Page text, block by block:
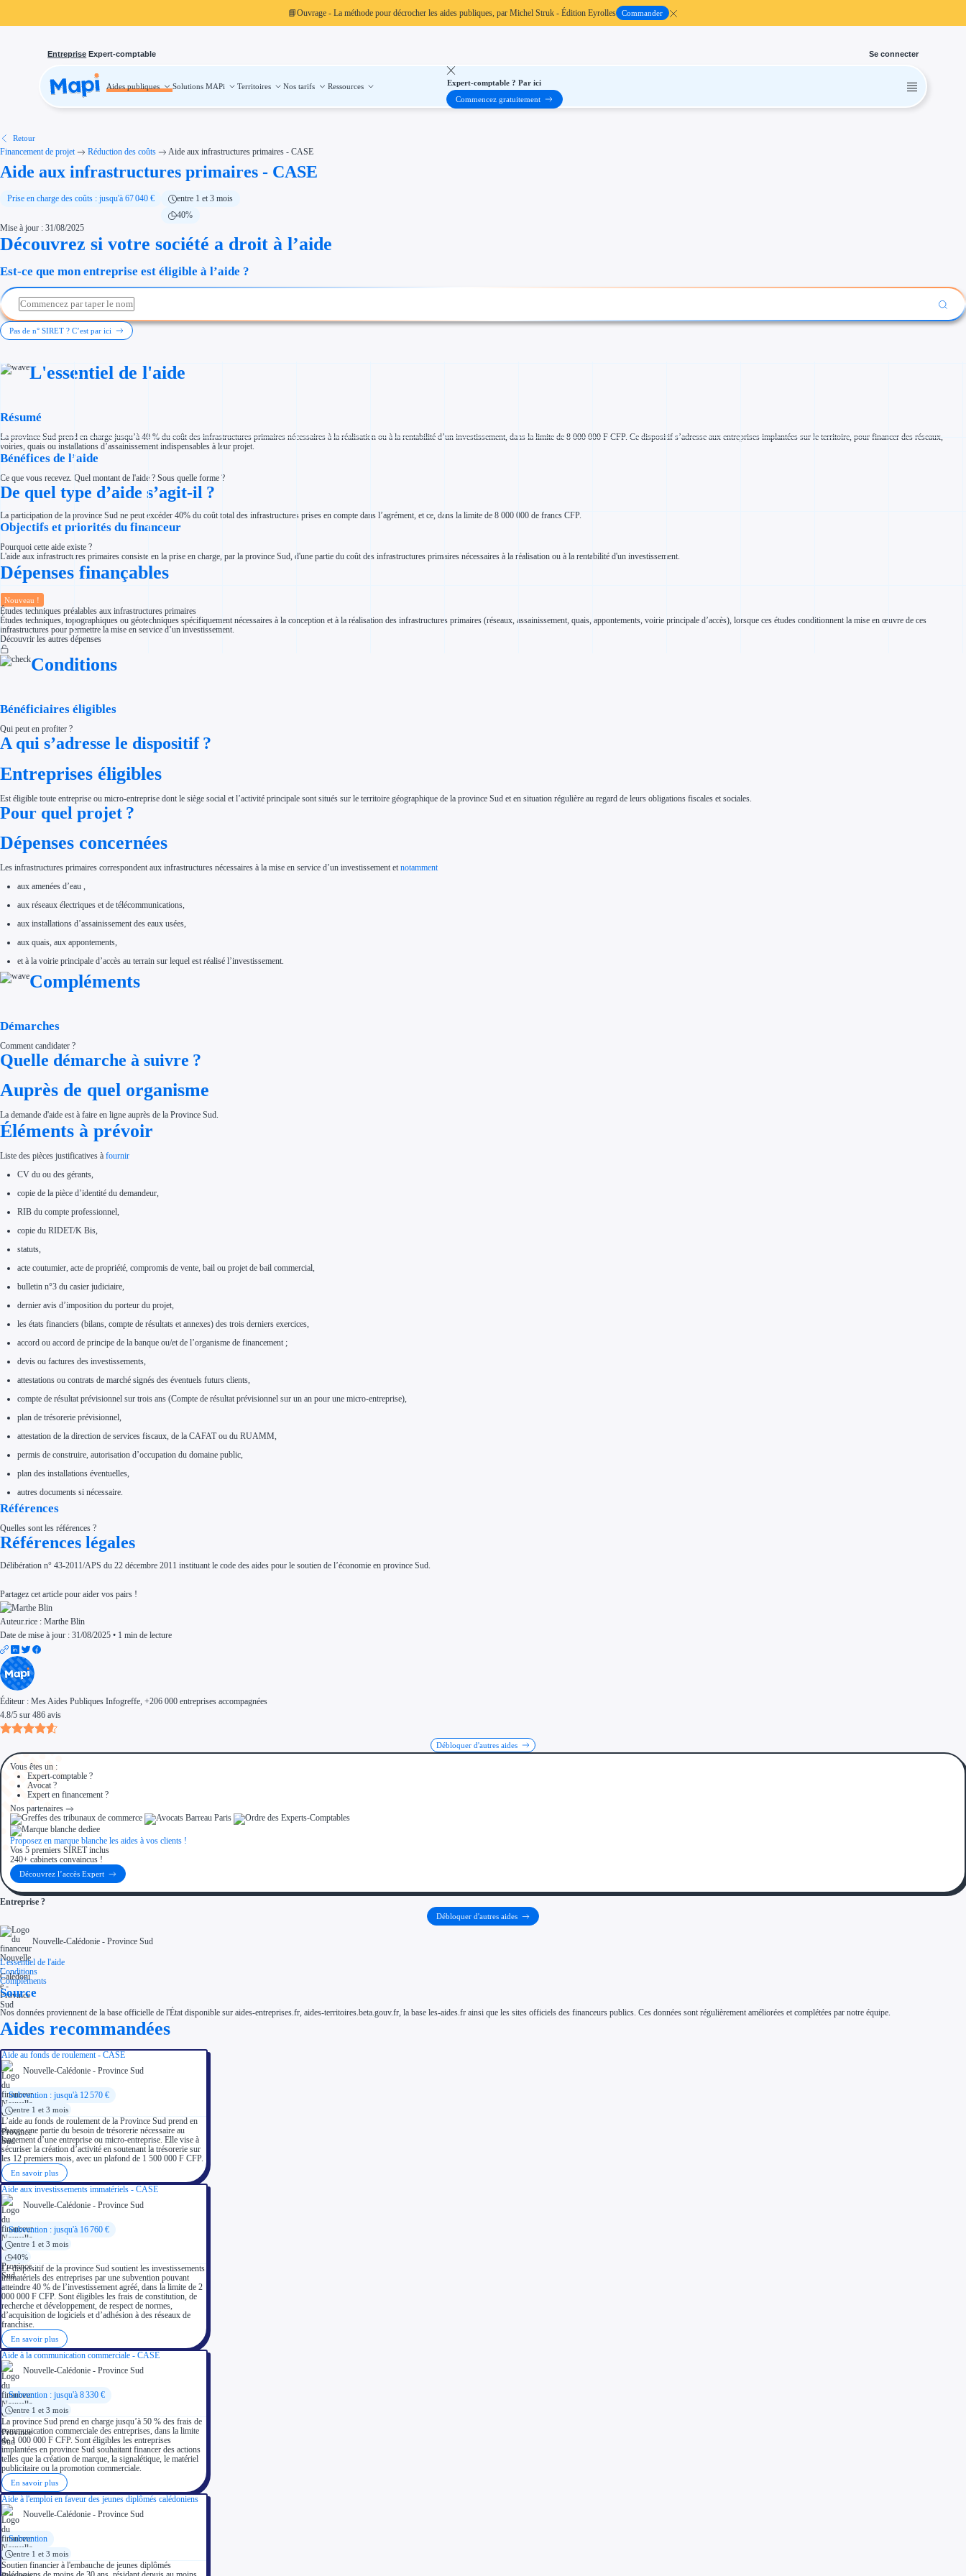
📘Ouvrage - La méthode pour décrocher les aides publiques, par Michel Struk - Édition Eyrolles Commander
Entreprise Expert-comptable Se connecter
Aides publiques Solutions MAPi Territoires Nos tarifs Ressources
Aides publiques
Investissement
Thématiques
Transition écologique
Développement international
Économies d'énergie et d'eau
Aides RSE entreprise
Étapes de vie
Cession d'entreprise
Entreprise en difficulté
Type de financements
Aides sans remboursement
Subventions
Investir dans une entreprise
Aides Urssaf
Prêts publics
Par financeur
Aides par organisme financeur
Tous les financeurs
Solutions MAPi
Simulateur d'éligibilité
Trouvez des idées de dépenses éligibles
Quelles aides pour votre secteur ?
Ouvrage
Régions de A à H
Aides Région Auvergne-Rhône-Alpes
Aides Région Bourgogne-Franche-Comté
Aides Région Bretagne
Aides Région Grand-Est
Aides Région Hauts-de-France
Régions de I à P
Aides Région Mayotte
Aides Région Réunion
Aides Nationales
Aides Européennes
Nos tarifs
Recherche autonome
Accompagnement
Blog
Nos partenaires
Expert-comptable ? Par ici
Commencez gratuitement
Retour
Financement de projet Réduction des coûts Aide aux infrastructures primaires - CASE
Aide aux infrastructures primaires - CASE
Prise en charge des coûts : jusqu'à 67 040 €
entre 1 et 3 mois
40%
Mise à jour : 31/08/2025
Découvrez si votre société a droit à l’aide
Est-ce que mon entreprise est éligible à l’aide ?
Pas de n° SIRET ? C’est par ici
L'essentiel de l'aide
Résumé
La province Sud prend en charge jusqu’à 40 % du coût des infrastructures primaires nécessaires à la réalisation ou à la rentabilité d’un investissement, dans la limite de 8 000 000 F CFP. Ce dispositif s’adresse aux entreprises implantées sur le territoire, pour financer des réseaux,
voiries, quais ou installations d’assainissement indispensables à leur projet.
Bénéfices de l’aide
Ce que vous recevez. Quel montant de l'aide ? Sous quelle forme ?
De quel type d’aide s’agit-il ?
La participation de la province Sud ne peut excéder 40% du coût total des infrastructures prises en compte dans l’agrément, et ce, dans la limite de 8 000 000 de francs CFP.
Objectifs et priorités du financeur
Pourquoi cette aide existe ?
L'aide aux infrastructures primaires consiste en la prise en charge, par la province Sud, d'une partie du coût des infrastructures primaires nécessaires à la réalisation ou à la rentabilité d'un investissement.
Dépenses finançables
Nouveau !
Études techniques préalables aux infrastructures primaires
Études techniques, topographiques ou géotechniques spécifiquement nécessaires à la conception et à la réalisation des infrastructures primaires (réseaux, assainissement, quais, appontements, voirie principale d’accès), lorsque ces études conditionnent la mise en œuvre de ces
infrastructures pour permettre la mise en service d’un investissement.
Découvrir les autres dépenses
Conditions
Bénéficiaires éligibles
Qui peut en profiter ?
A qui s’adresse le dispositif ?
Entreprises éligibles
Est éligible toute entreprise ou micro-entreprise dont le siège social et l’activité principale sont situés sur le territoire géographique de la province Sud et en situation régulière au regard de leurs obligations fiscales et sociales.
Pour quel projet ?
Dépenses concernées
Les infrastructures primaires correspondent aux infrastructures nécessaires à la mise en service d’un investissement et notamment
aux amenées d’eau ,
aux réseaux électriques et de télécommunications,
aux installations d’assainissement des eaux usées,
aux quais, aux appontements,
et à la voirie principale d’accès au terrain sur lequel est réalisé l’investissement.
Compléments
Démarches
Comment candidater ?
Quelle démarche à suivre ?
Auprès de quel organisme
La demande d'aide est à faire en ligne auprès de la Province Sud.
Éléments à prévoir
Liste des pièces justificatives à fournir
CV du ou des gérants,
copie de la pièce d’identité du demandeur,
RIB du compte professionnel,
copie du RIDET/K Bis,
statuts,
acte coutumier, acte de propriété, compromis de vente, bail ou projet de bail commercial,
bulletin n°3 du casier judiciaire,
dernier avis d’imposition du porteur du projet,
les états financiers (bilans, compte de résultats et annexes) des trois derniers exercices,
accord ou accord de principe de la banque ou/et de l’organisme de financement ;
devis ou factures des investissements,
attestations ou contrats de marché signés des éventuels futurs clients,
compte de résultat prévisionnel sur trois ans (Compte de résultat prévisionnel sur un an pour une micro-entreprise),
plan de trésorerie prévisionnel,
attestation de la direction de services fiscaux, de la CAFAT ou du RUAMM,
permis de construire, autorisation d’occupation du domaine public,
plan des installations éventuelles,
autres documents si nécessaire.
Références
Quelles sont les références ?
Références légales
Délibération n° 43-2011/APS du 22 décembre 2011 instituant le code des aides pour le soutien de l’économie en province Sud.
Partagez cet article pour aider vos pairs !
Auteur.rice : Marthe Blin
Date de mise à jour : 31/08/2025 • 1 min de lecture
Éditeur : Mes Aides Publiques Infogreffe, +206 000 entreprises accompagnées
4.8/5 sur 486 avis
Débloquer d'autres aides
Vous êtes un :
Expert-comptable ?
Avocat ?
Expert en financement ?
Nos partenaires
Proposez en marque blanche les aides à vos clients !
Vos 5 premiers SIRET inclus
240+ cabinets convaincus !
Découvrez l’accès Expert
Entreprise ?
Débloquer d'autres aides
Nouvelle-Calédonie - Province Sud
L'essentiel de l'aide
Conditions
Compléments
Source
Nos données proviennent de la base officielle de l'État disponible sur aides-entreprises.fr, aides-territoires.beta.gouv.fr, la base les-aides.fr ainsi que les sites officiels des financeurs publics. Ces données sont régulièrement améliorées et complétées par notre équipe.
Aides recommandées
Aide au fonds de roulement - CASE
Nouvelle-Calédonie - Province Sud
Subvention : jusqu'à 12 570 €
entre 1 et 3 mois
L’aide au fonds de roulement de la Province Sud prend en
charge une partie du besoin de trésorerie nécessaire au
lancement d’une entreprise ou micro-entreprise. Elle vise à
sécuriser la création d’activité en soutenant la trésorerie sur
les 12 premiers mois, avec un plafond de 1 500 000 F CFP.
En savoir plus
Aide aux investissements immatériels - CASE
Nouvelle-Calédonie - Province Sud
Subvention : jusqu'à 16 760 €
entre 1 et 3 mois
40%
Le dispositif de la province Sud soutient les investissements
immatériels des entreprises par une subvention pouvant
atteindre 40 % de l’investissement agréé, dans la limite de 2
000 000 F CFP. Sont éligibles les frais de constitution, de
recherche et développement, de respect de normes,
d’acquisition de logiciels et d’adhésion à des réseaux de
franchise.
En savoir plus
Aide à la communication commerciale - CASE
Nouvelle-Calédonie - Province Sud
Subvention : jusqu'à 8 330 €
entre 1 et 3 mois
La province Sud prend en charge jusqu’à 50 % des frais de
communication commerciale des entreprises, dans la limite
de 1 000 000 F CFP. Sont éligibles les entreprises
implantées en province Sud souhaitant financer des actions
telles que la création de marque, la signalétique, le matériel
publicitaire ou la promotion commerciale.
En savoir plus
Aide à l'emploi en faveur des jeunes diplômés calédoniens
Nouvelle-Calédonie - Province Sud
Subvention
entre 1 et 3 mois
Soutien financier à l'embauche de jeunes diplômés